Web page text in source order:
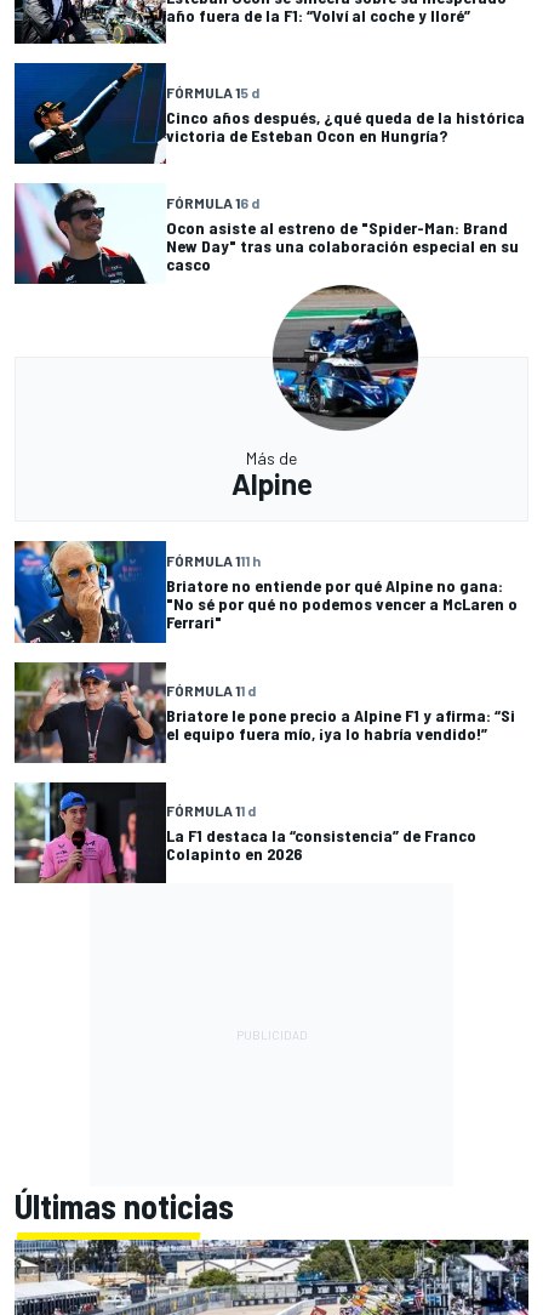
año fuera de la F1: “Volví al coche y lloré”
FÓRMULA 15 d
Cinco años después, ¿qué queda de la histórica
victoria de Esteban Ocon en Hungría?
FÓRMULA 16 d
Ocon asiste al estreno de "Spider-Man: Brand
New Day" tras una colaboración especial en su
casco
Más de
Alpine
FÓRMULA 111 h
Briatore no entiende por qué Alpine no gana:
"No sé por qué no podemos vencer a McLaren o
Ferrari"
FÓRMULA 11 d
Briatore le pone precio a Alpine F1 y afirma: “Si
el equipo fuera mío, ¡ya lo habría vendido!”
FÓRMULA 11 d
La F1 destaca la “consistencia” de Franco
Colapinto en 2026
Últimas noticias